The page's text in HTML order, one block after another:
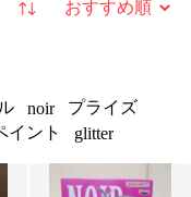
並び替え
noir
プライズ
イント glitter